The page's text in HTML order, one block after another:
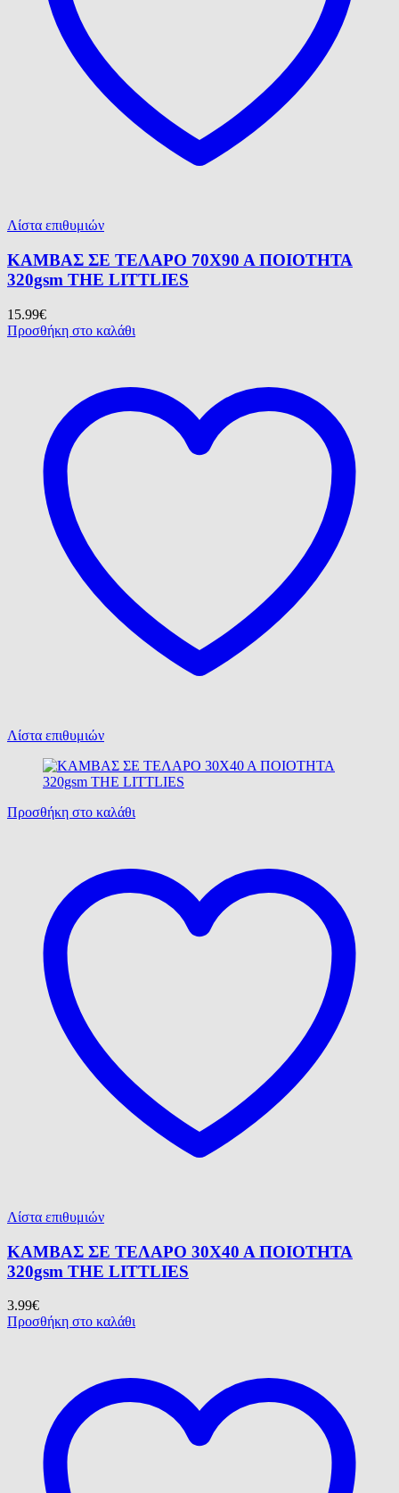
Λίστα επιθυμιών
ΚΑΜΒΑΣ ΣΕ ΤΕΛΑΡΟ 70Χ90 Α ΠΟΙΟΤΗΤΑ
320gsm ΤΗΕ LITTLIES
15.99€
Προσθήκη στο καλάθι
Λίστα επιθυμιών
Προσθήκη στο καλάθι
Λίστα επιθυμιών
ΚΑΜΒΑΣ ΣΕ ΤΕΛΑΡΟ 30Χ40 Α ΠΟΙΟΤΗΤΑ
320gsm ΤΗΕ LITTLIES
3.99€
Προσθήκη στο καλάθι